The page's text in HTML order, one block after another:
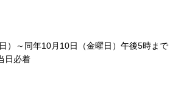
）～同年10月10日（金曜日）午後5時まで
日必着